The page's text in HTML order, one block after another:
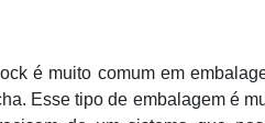
é muito comum em
Esse tipo de embalagem é